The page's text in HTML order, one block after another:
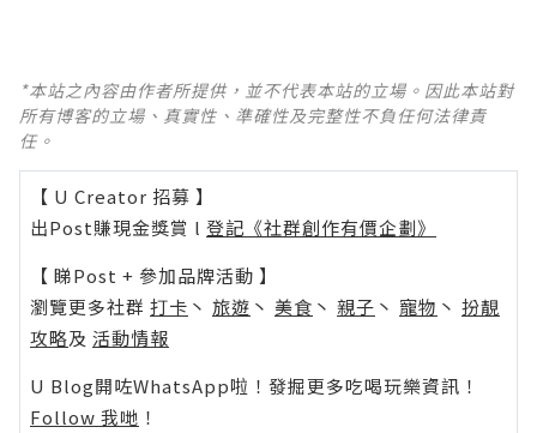
*本站之內容由作者所提供，並不代表本站的立場。因此本站對
所有博客的立場、真實性、準確性及完整性不負任何法律責
任。
【 U Creator 招募 】
出Post賺現金獎賞 l 登記《社群創作有價企劃》
【 睇Post + 參加品牌活動 】
瀏覽更多社群 打卡 丶 旅遊 丶 美食 丶 親子 丶 寵物 丶 扮靚
攻略及 活動情報
U Blog開咗WhatsApp啦！發掘更多吃喝玩樂資訊！
Follow 我哋 ！